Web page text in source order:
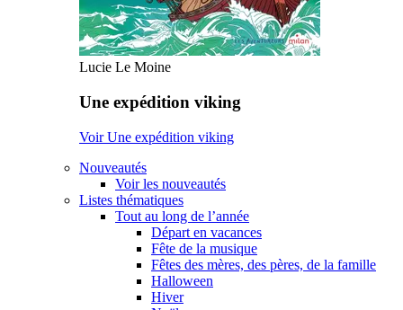
Lucie Le Moine
Une expédition viking
Voir Une expédition viking
Nouveautés
Voir les nouveautés
Listes thématiques
Tout au long de l’année
Départ en vacances
Fête de la musique
Fêtes des mères, des pères, de la famille
Halloween
Hiver